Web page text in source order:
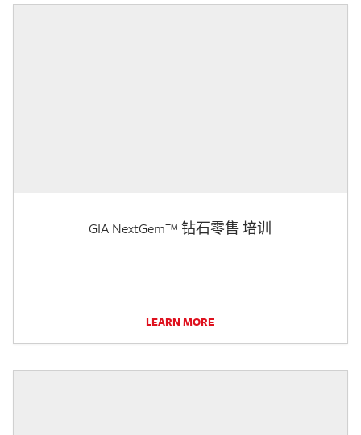
GIA NextGem™ 钻石零售 培训
LEARN MORE